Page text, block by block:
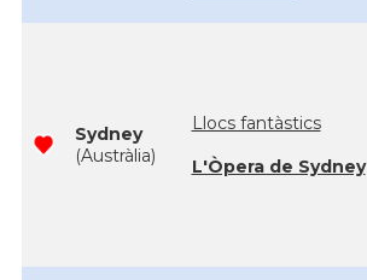
Sydney
(Austràlia)
Llocs fantàstics
L'Òpera de Sydney